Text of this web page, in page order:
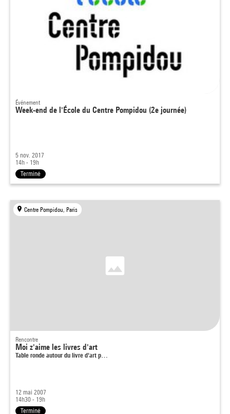
Événement
Week-end de l'École du Centre Pompidou (2e journée)
5 nov. 2017
14h - 19h
Terminé
Centre Pompidou, Paris
Rencontre
Moi z'aime les livres d'art
Table ronde autour du livre d'art p…
12 mai 2007
14h30 - 19h
Terminé